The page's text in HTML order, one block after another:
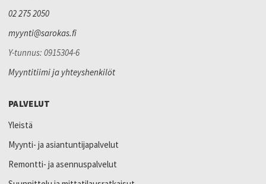
02 275 2050
myynti@sarokas.fi
Y-tunnus: 0915304-6
Myyntitiimi ja yhteyshenkilöt
PALVELUT
Yleistä
Myynti- ja asiantuntijapalvelut
Remontti- ja asennuspalvelut